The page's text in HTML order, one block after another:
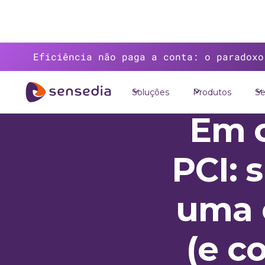
Eficiência não paga a conta: o
Soluções Produtos
> Recursos>Blog Em conformidade
Em
PCI:
uma
(e